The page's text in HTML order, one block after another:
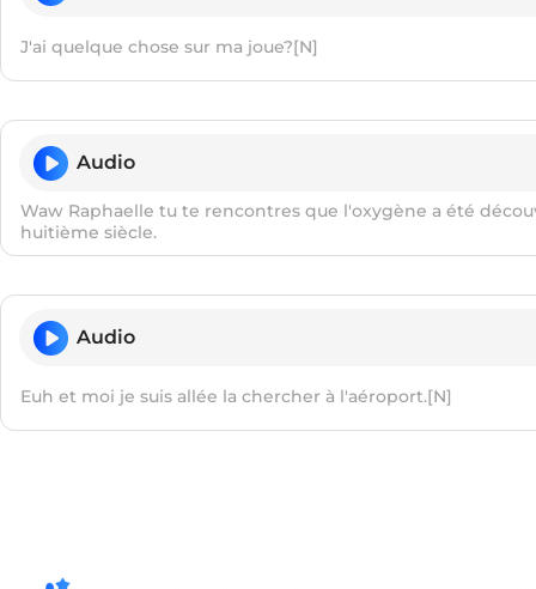
J'ai quelque chose sur ma joue?[N]
Audio
Waw Raphaelle tu te rencontres que l'oxygène a été
huitième siècle.
Audio
Euh et moi je suis allée la chercher à l'aéroport.[N]